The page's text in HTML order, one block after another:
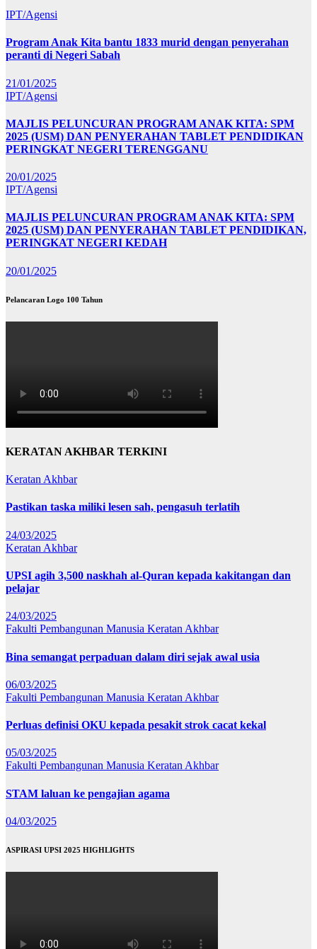
IPT/Agensi
Program Anak Kita bantu 1833 murid dengan penyerahan
peranti di Negeri Sabah
21/01/2025
IPT/Agensi
MAJLIS PELUNCURAN PROGRAM ANAK KITA: SPM
2025 (USM) DAN PENYERAHAN TABLET PENDIDIKAN
PERINGKAT NEGERI TERENGGANU
20/01/2025
IPT/Agensi
MAJLIS PELUNCURAN PROGRAM ANAK KITA: SPM
2025 (USM) DAN PENYERAHAN TABLET PENDIDIKAN,
PERINGKAT NEGERI KEDAH
20/01/2025
Pelancaran Logo 100 Tahun
KERATAN AKHBAR TERKINI
Keratan Akhbar
Pastikan taska miliki lesen sah, pengasuh terlatih
24/03/2025
Keratan Akhbar
UPSI agih 3,500 naskhah al-Quran kepada kakitangan dan
pelajar
24/03/2025
Fakulti Pembangunan Manusia Keratan Akhbar
Bina semangat perpaduan dalam diri sejak awal usia
06/03/2025
Fakulti Pembangunan Manusia Keratan Akhbar
Perluas definisi OKU kepada pesakit strok cacat kekal
05/03/2025
Fakulti Pembangunan Manusia Keratan Akhbar
STAM laluan ke pengajian agama
04/03/2025
ASPIRASI UPSI 2025 HIGHLIGHTS